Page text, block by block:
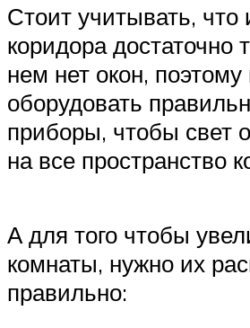
Стоит учитывать, что
коридора достаточно
нем нет окон,
оборудовать
приборы, чтобы свет
на все пространство
А для того чтобы
комнаты, нужно их
правильно: